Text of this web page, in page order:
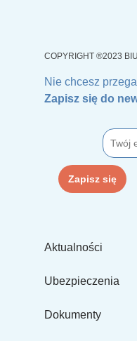
Nie chcesz
Zapisz się do
COPYRIGHT ®2023
Aktualności
Ubezpieczenia
Dokumenty